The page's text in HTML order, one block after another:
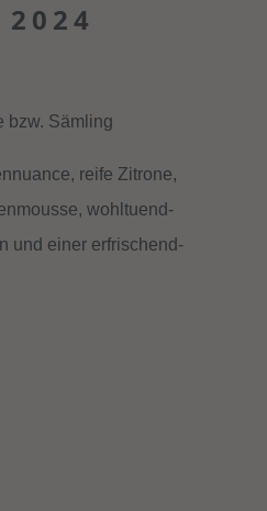
2024
bzw. Sämling
reife Zitrone,
wohltuend-
und einer erfrischend-